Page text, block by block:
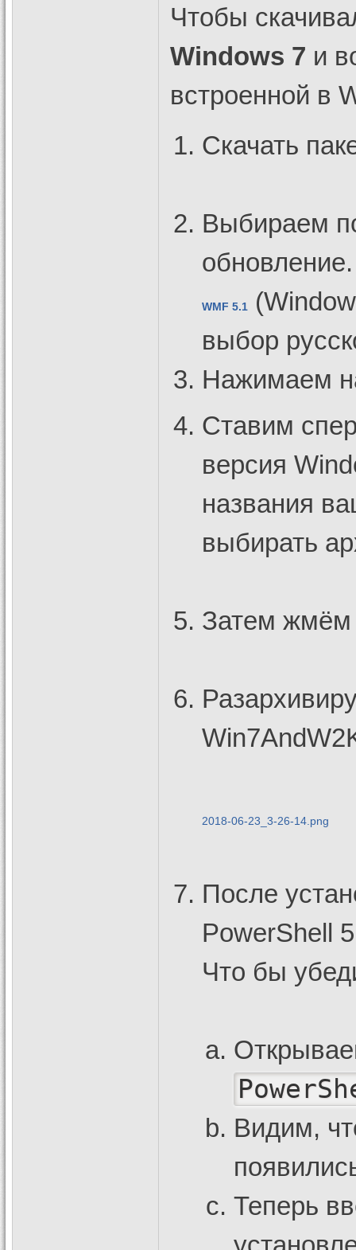
Чтобы
Windows 7 и
встроенной в
Скачать
Выбираем
WMF 5.1
выбор
Нажимаем
Ставим
версия
названия
выбирать
Затем жмём
2018-06-23_3-26-14.png
После
PowerShell
Что бы
Видим,
Теперь